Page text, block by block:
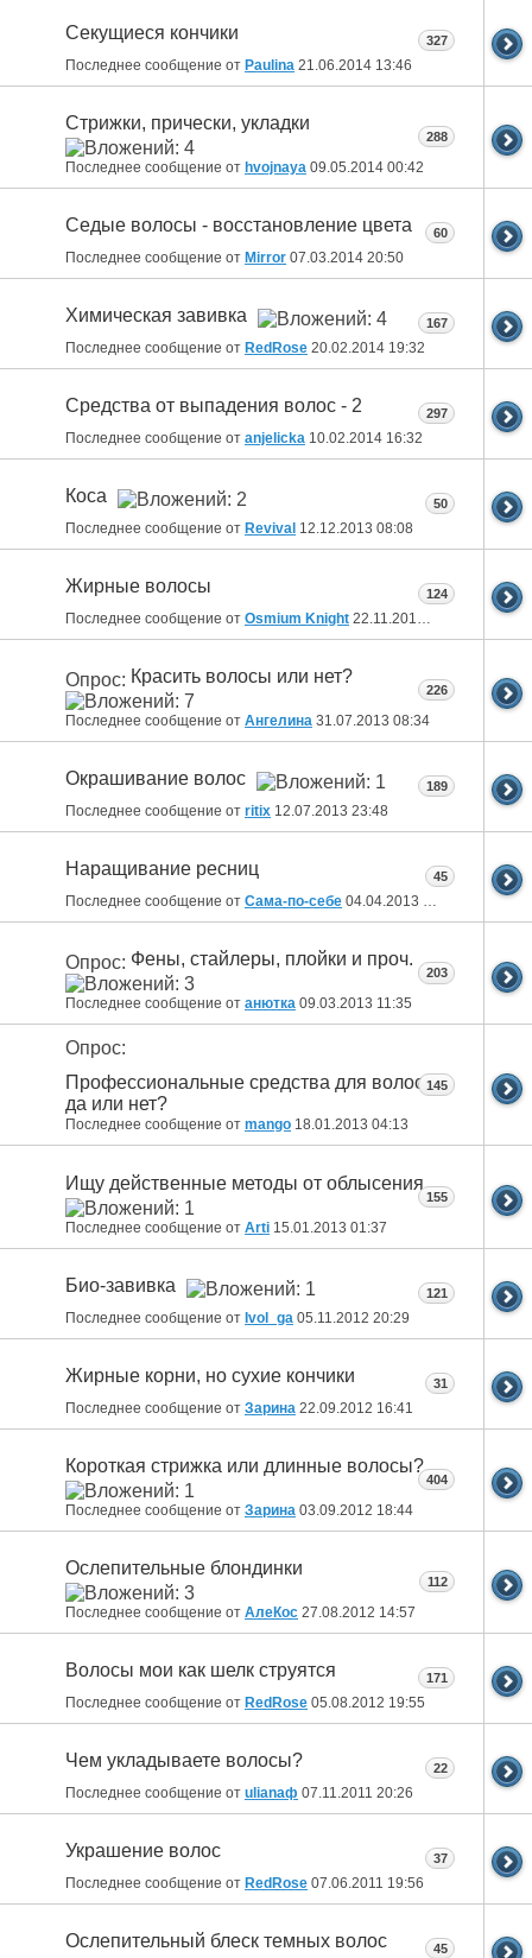
Секущиеся кончики
Последнее сообщение от Paulina 21.06.2014 13:46
327
Стрижки, прически, укладки
Последнее сообщение от hvojnaya 09.05.2014 00:42
288
Седые волосы - восстановление цвета
Последнее сообщение от Mirror 07.03.2014 20:50
60
Химическая завивка
Последнее сообщение от RedRose 20.02.2014 19:32
167
Средства от выпадения волос - 2
Последнее сообщение от anjelicka 10.02.2014 16:32
297
Коса
Последнее сообщение от Revival 12.12.2013 08:08
50
Жирные волосы
Последнее сообщение от Osmium Knight 22.11.2013
124
Опрос: Красить волосы или нет?
Последнее сообщение от Ангелина 31.07.2013 08:34
226
Окрашивание волос
Последнее сообщение от ritix 12.07.2013 23:48
189
Наращивание ресниц
Последнее сообщение от Сама-по-себе 04.04.2013 11:38
45
Опрос: Фены, стайлеры, плойки и проч.
Последнее сообщение от анютка 09.03.2013 11:35
203
Опрос:
Профессиональные средства для волос:
да или нет?
Последнее сообщение от mango 18.01.2013 04:13
145
Ищу действенные методы от облысения
Последнее сообщение от Arti 15.01.2013 01:37
155
Био-завивка
Последнее сообщение от Ivol_ga 05.11.2012 20:29
121
Жирные корни, но сухие кончики
Последнее сообщение от Зарина 22.09.2012 16:41
31
Короткая стрижка или длинные волосы?
Последнее сообщение от Зарина 03.09.2012 18:44
404
Ослепительные блондинки
Последнее сообщение от АлеКос 27.08.2012 14:57
112
Волосы мои как шелк струятся
Последнее сообщение от RedRose 05.08.2012 19:55
171
Чем укладываете волосы?
Последнее сообщение от ulianaф 07.11.2011 20:26
22
Украшение волос
Последнее сообщение от RedRose 07.06.2011 19:56
37
Ослепительный блеск темных волос 45